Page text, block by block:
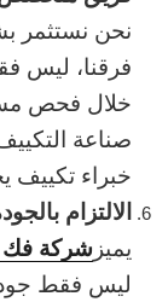
نحن نستثمر
فرقنا، ليس
خلال فحص
صناعة
خبراء تكييف
الالتزام
يميز شركة فك
ليس فقط جودة